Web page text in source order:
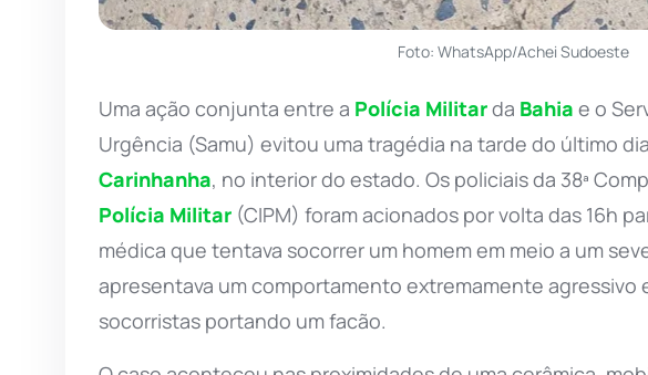
Foto: WhatsApp/Achei Sudoeste
Uma ação conjunta entre a Polícia Militarda Bahia e o
Urgência (Samu) evitou uma tragédia na tarde do último
Carinhanha, no interior do estado. Os policiais da 38ª
Polícia Militar (CIPM) foram acionados por volta das 16h
médica que tentava socorrer um homem em meio a um
apresentava um comportamento extremamente agressivo
socorristas portando um facão.